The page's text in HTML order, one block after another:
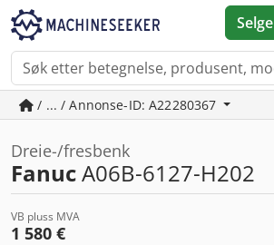
Selge
/ ... / Annonse-ID: A22280367
Dreie-/fresbenk
FanucA06B-6127-H202
VB pluss MVA
1 580 €